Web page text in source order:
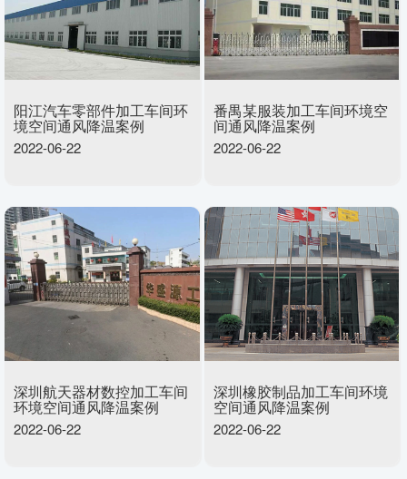
阳江汽车零部件加工车间环
境空间通风降温案例
2022-06-22
番禺某服装加工车间环境空
间通风降温案例
2022-06-22
深圳航天器材数控加工车间
环境空间通风降温案例
2022-06-22
深圳橡胶制品加工车间环境
空间通风降温案例
2022-06-22